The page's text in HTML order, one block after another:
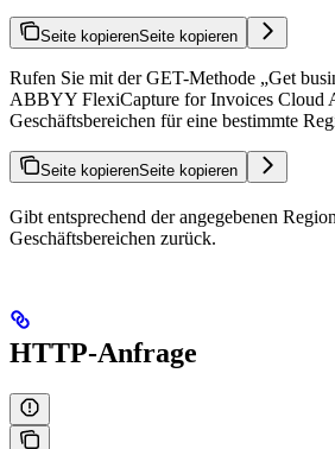
Seite kopierenSeite kopieren
Rufen Sie mit der GET-Methode „Get
ABBYY FlexiCapture for Invoices Cloud
Geschäftsbereichen für eine bestimmte
Seite kopierenSeite kopieren
Gibt entsprechend der angegebenen
Geschäftsbereichen zurück.
HTTP-Anfrage